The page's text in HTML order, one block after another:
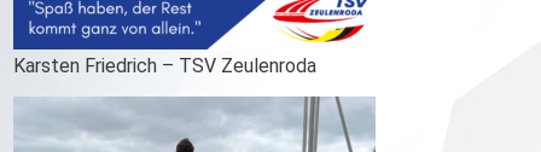
Karsten Friedrich – TSV Zeulenroda